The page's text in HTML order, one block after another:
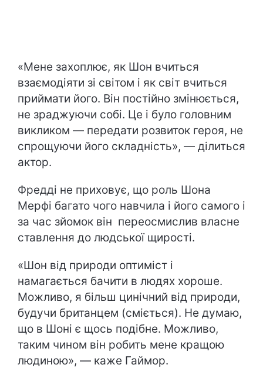
«Мене захоплює, як Шон вчиться
взаємодіяти зі світом і як світ вчиться
приймати його. Він постійно змінюється,
не зраджуючи собі. Це і було головним
викликом — передати розвиток героя, не
спрощуючи його складність», — ділиться
актор.
Фредді не приховує, що роль Шона
Мерфі багато чого навчила і його самого і
за час зйомок він переосмислив власне
ставлення до людської щирості.
«Шон від природи оптиміст і
намагається бачити в людях хороше.
Можливо, я більш цинічний від природи,
будучи британцем (сміється). Не думаю,
що в Шоні є щось подібне. Можливо,
таким чином він робить мене кращою
людиною», — каже Гаймор.